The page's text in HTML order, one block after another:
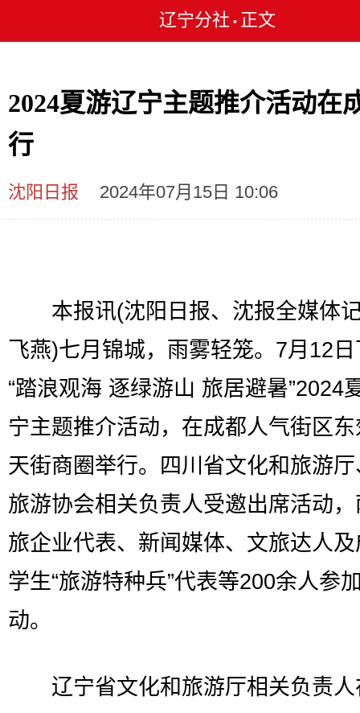
辽宁分社 • 正文
2024夏游辽宁主题推介活动在
行
沈阳日报 2024年07月15日 10:06
本报讯(沈阳日报、沈报全媒体
飞燕)七月锦城，雨雾轻笼。7月12
“踏浪观海 逐绿游山 旅居避暑”2024
宁主题推介活动，在成都人气街区
天街商圈举行。四川省文化和旅游
旅游协会相关负责人受邀出席活动
旅企业代表、新闻媒体、文旅达人
学生“旅游特种兵”代表等200余人参
动。
辽宁省文化和旅游厅相关负责人